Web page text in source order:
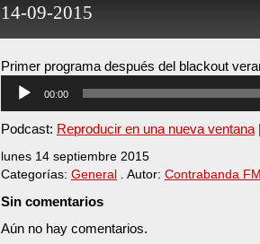
14-09-2015
Primer programa después del blackout
Reproductor
audio
00:00
Podcast: Reproducir en una nueva ventana
lunes 14 septiembre 2015
Categorías: General . Autor: Contrabanda
Sin comentarios
Aún no hay comentarios.